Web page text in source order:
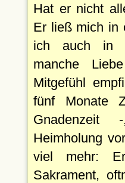
Hat er nicht
Er ließ mich in
ich auch in
manche
Mitgefühl
fünf Monate
Heimholung
viel mehr:
Sakrament,